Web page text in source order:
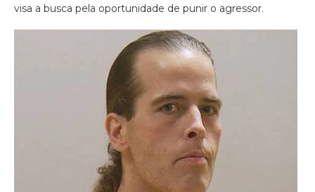
visa a busca pela oportunidade de punir o agressor.